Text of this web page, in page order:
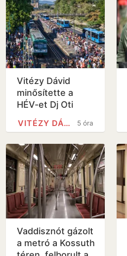
Vitézy Dávid
minősítette a
HÉV-et Dj Oti
koncertje után
5 óra
VITÉZY DÁVID
Vaddisznót gázolt
a metró a Kossuth